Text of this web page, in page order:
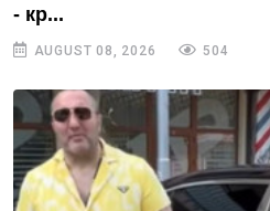
- кр...
AUGUST 08, 2026 504